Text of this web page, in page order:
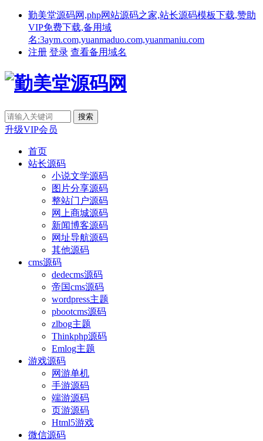
勤美堂源码网,php网站源码之家,站长源码模板下载,赞助
VIP免费下载,备用域
名:3aym.com,yuanmaduo.com,yuanmaniu.com
注册 登录 查看备用域名
升级VIP会员
首页
站长源码
小说文学源码
图片分享源码
整站门户源码
网上商城源码
新闻博客源码
网址导航源码
其他源码
cms源码
dedecms源码
帝国cms源码
wordpress主题
pbootcms源码
zlbog主题
Thinkphp源码
Emlog主题
游戏源码
网游单机
手游源码
端游源码
页游源码
Html5游戏
微信源码